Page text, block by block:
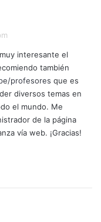
interesante el
también
profesores que es
diversos temas en
el mundo. Me
de la página
vía web. ¡Gracias!